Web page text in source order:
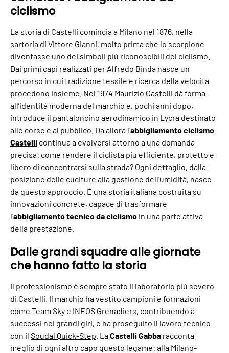
ciclismo
La storia di Castelli comincia a Milano nel 1876, nella
sartoria di Vittore Gianni, molto prima che lo scorpione
diventasse uno dei simboli più riconoscibili del ciclismo.
Dai primi capi realizzati per Alfredo Binda nasce un
percorso in cui tradizione tessile e ricerca della velocità
procedono insieme. Nel 1974 Maurizio Castelli dà forma
all’identità moderna del marchio e, pochi anni dopo,
introduce il pantaloncino aerodinamico in Lycra destinato
alle corse e al pubblico. Da allora l’abbigliamento ciclismo
Castelli continua a evolversi attorno a una domanda
precisa: come rendere il ciclista più efficiente, protetto e
libero di concentrarsi sulla strada? Ogni dettaglio, dalla
posizione delle cuciture alla gestione dell’umidità, nasce
da questo approccio. È una storia italiana costruita su
innovazioni concrete, capace di trasformare
l’abbigliamento tecnico da ciclismo in una parte attiva
della prestazione.
Dalle grandi squadre alle giornate
che hanno fatto la storia
Il professionismo è sempre stato il laboratorio più severo
di Castelli. Il marchio ha vestito campioni e formazioni
come Team Sky e INEOS Grenadiers, contribuendo a
successi nei grandi giri, e ha proseguito il lavoro tecnico
con il Soudal Quick-Step . LaCastelli Gabba racconta
meglio di ogni altro capo questo legame: alla Milano-